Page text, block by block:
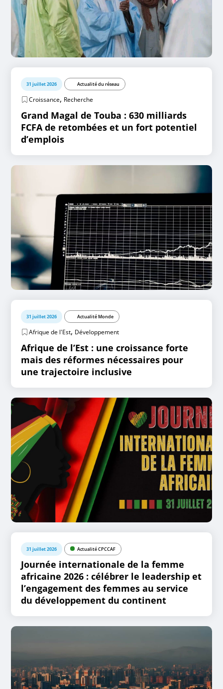
31 juillet 2026 Actualité du réseau
Croissance, Recherche
Grand Magal de Touba : 630 milliards
FCFA de retombées et un fort potentiel
d’emplois
31 juillet 2026 Actualité Monde
Afrique de l'Est, Développement
Afrique de l’Est : une croissance forte
mais des réformes nécessaires pour
une trajectoire inclusive
31 juillet 2026 Actualité CPCCAF
Journée internationale de la femme
africaine 2026 : célébrer le leadership et
l’engagement des femmes au service
du développement du continent